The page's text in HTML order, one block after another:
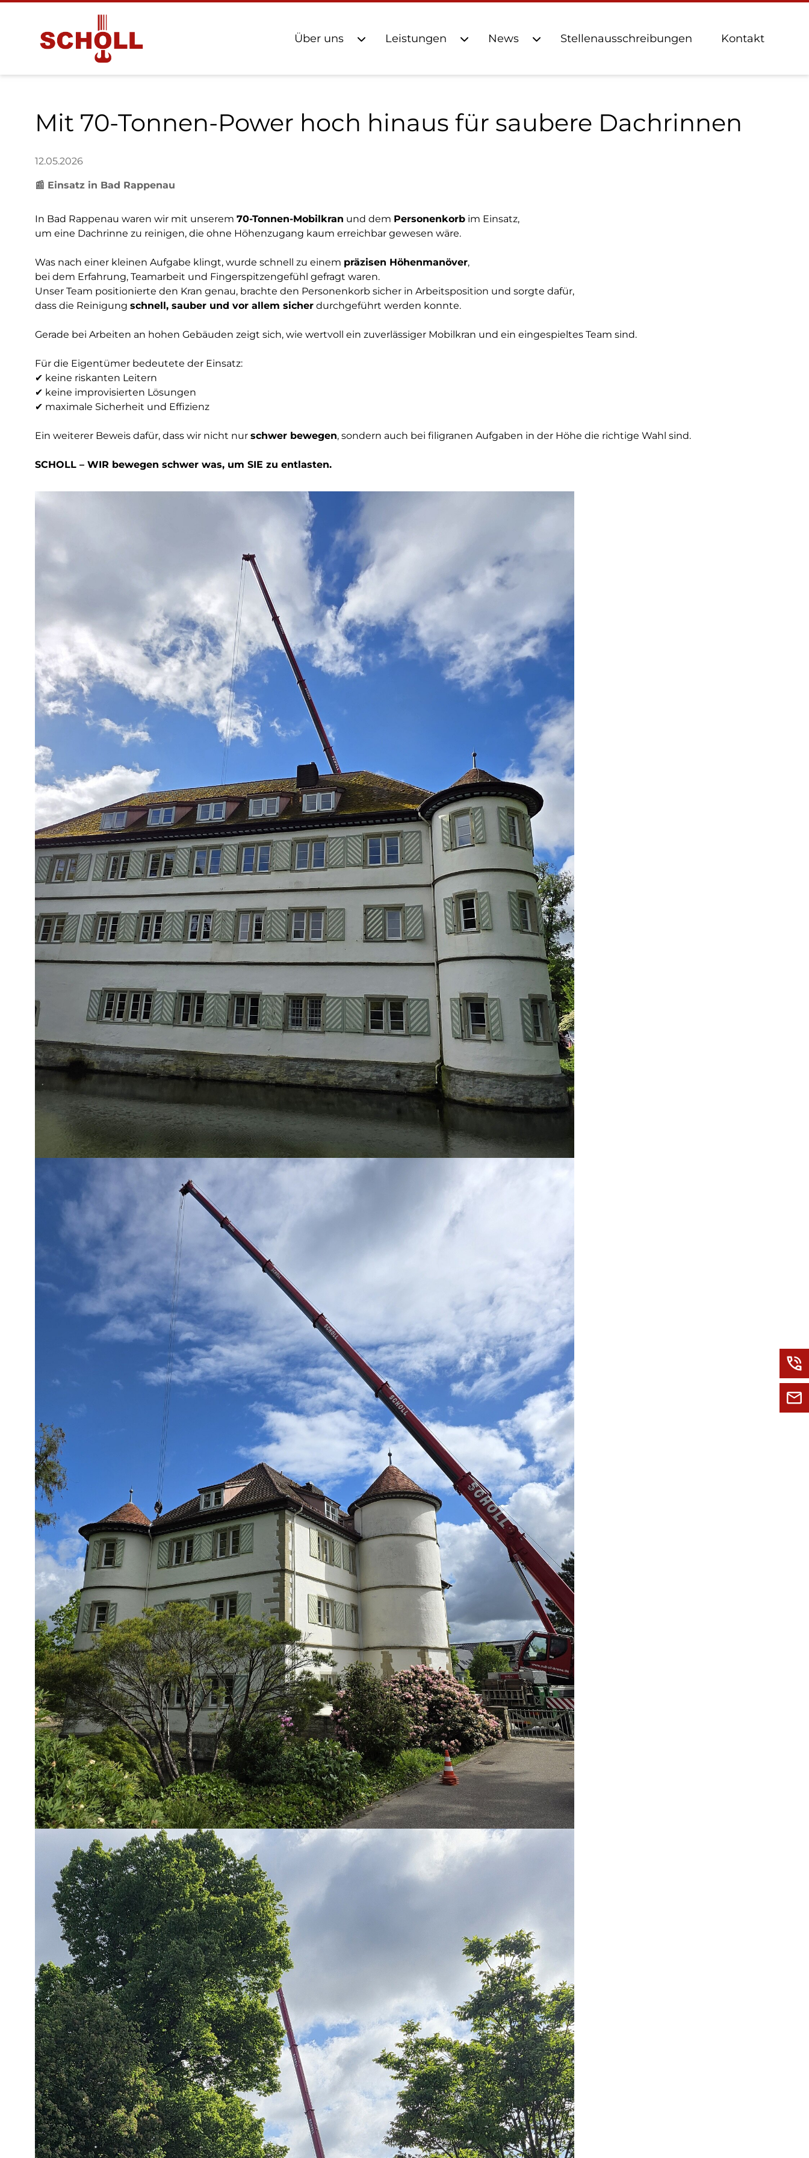
Über uns Leistungen News Stellenausschreibungen Kontakt
Mit 70‑Tonnen‑Power hoch hinaus für saubere Dachrinnen
12.05.2026
📰 Einsatz in Bad Rappenau
In Bad Rappenau waren wir mit unserem 70‑Tonnen‑Mobilkran und dem Personenkorb im Einsatz,
um eine Dachrinne zu reinigen, die ohne Höhenzugang kaum erreichbar gewesen wäre.
Was nach einer kleinen Aufgabe klingt, wurde schnell zu einem präzisen Höhenmanöver,
bei dem Erfahrung, Teamarbeit und Fingerspitzengefühl gefragt waren.
Unser Team positionierte den Kran genau, brachte den Personenkorb sicher in Arbeitsposition und sorgte dafür,
dass die Reinigung schnell, sauber und vor allem sicher durchgeführt werden konnte.
Gerade bei Arbeiten an hohen Gebäuden zeigt sich, wie wertvoll ein zuverlässiger Mobilkran und ein eingespieltes Team sind.
Für die Eigentümer bedeutete der Einsatz:
✔ keine riskanten Leitern
✔ keine improvisierten Lösungen
✔ maximale Sicherheit und Effizienz
Ein weiterer Beweis dafür, dass wir nicht nur schwer bewegen, sondern auch bei filigranen Aufgaben in der Höhe die richtige Wahl sind.
SCHOLL – WIR bewegen schwer was, um SIE zu entlasten.